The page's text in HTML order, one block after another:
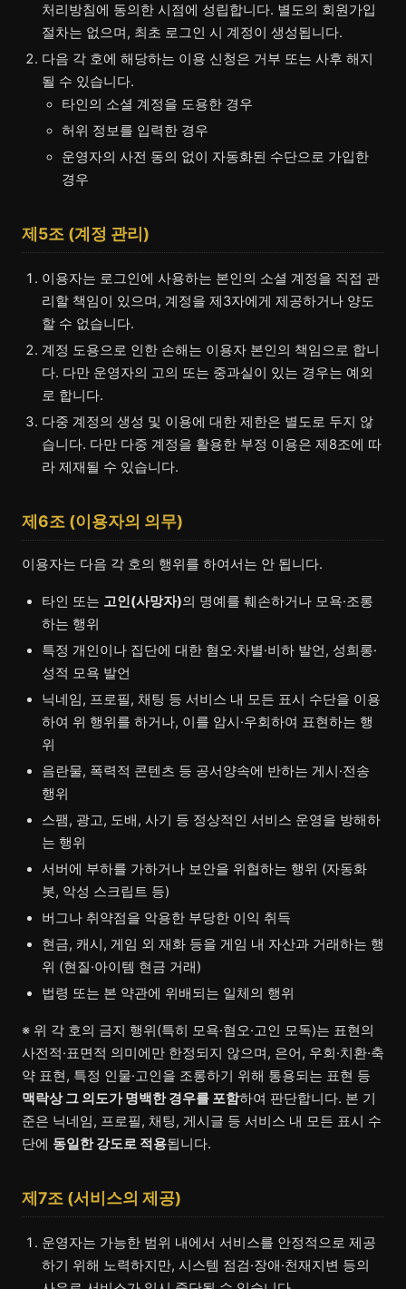
처리방침에 동의한 시점에 성립합니다. 별도의 회원가입
절차는 없으며, 최초 로그인 시 계정이 생성됩니다.
다음 각 호에 해당하는 이용 신청은 거부 또는 사후 해지
될 수 있습니다.
타인의 소셜 계정을 도용한 경우
허위 정보를 입력한 경우
운영자의 사전 동의 없이 자동화된 수단으로 가입한
경우
제5조 (계정 관리)
이용자는 로그인에 사용하는 본인의 소셜 계정을 직접 관
리할 책임이 있으며, 계정을 제3자에게 제공하거나 양도
할 수 없습니다.
계정 도용으로 인한 손해는 이용자 본인의 책임으로 합니
다. 다만 운영자의 고의 또는 중과실이 있는 경우는 예외
로 합니다.
다중 계정의 생성 및 이용에 대한 제한은 별도로 두지 않
습니다. 다만 다중 계정을 활용한 부정 이용은 제8조에 따
라 제재될 수 있습니다.
제6조 (이용자의 의무)
이용자는 다음 각 호의 행위를 하여서는 안 됩니다.
타인 또는 고인(사망자)의 명예를 훼손하거나 모욕·조롱
하는 행위
특정 개인이나 집단에 대한 혐오·차별·비하 발언, 성희롱·
성적 모욕 발언
닉네임, 프로필, 채팅 등 서비스 내 모든 표시 수단을 이용
하여 위 행위를 하거나, 이를 암시·우회하여 표현하는 행
위
음란물, 폭력적 콘텐츠 등 공서양속에 반하는 게시·전송
행위
스팸, 광고, 도배, 사기 등 정상적인 서비스 운영을 방해하
는 행위
서버에 부하를 가하거나 보안을 위협하는 행위 (자동화
봇, 악성 스크립트 등)
버그나 취약점을 악용한 부당한 이익 취득
현금, 캐시, 게임 외 재화 등을 게임 내 자산과 거래하는 행
위 (현질·아이템 현금 거래)
법령 또는 본 약관에 위배되는 일체의 행위
※ 위 각 호의 금지 행위(특히 모욕·혐오·고인 모독)는 표현의
사전적·표면적 의미에만 한정되지 않으며, 은어, 우회·치환·축
약 표현, 특정 인물·고인을 조롱하기 위해 통용되는 표현 등
맥락상 그 의도가 명백한 경우를 포함하여 판단합니다. 본 기
준은 닉네임, 프로필, 채팅, 게시글 등 서비스 내 모든 표시 수
단에 동일한 강도로 적용됩니다.
제7조 (서비스의 제공)
운영자는 가능한 범위 내에서 서비스를 안정적으로 제공
하기 위해 노력하지만, 시스템 점검·장애·천재지변 등의